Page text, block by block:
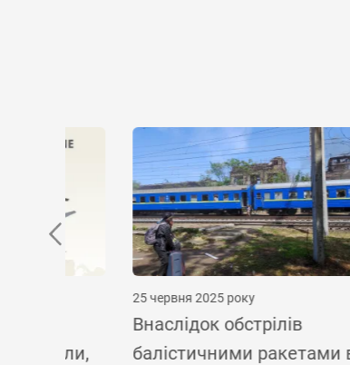
25 червня 2025 року
Внаслідок обстрілів
балістичними ракетами в